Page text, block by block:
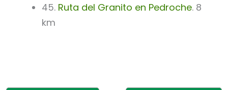
45. Ruta del Granito en Pedroche. 8
km